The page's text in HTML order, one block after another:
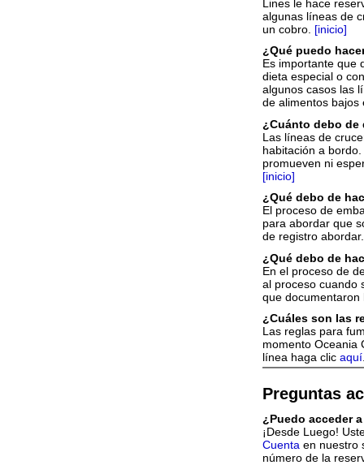
Lines le hace
algunas líneas de
un cobro. [inicio]
¿Qué puedo
Es importante que
dieta especial o
algunos casos las
de alimentos
¿Cuánto debo de
Las líneas de
habitación a
promueven ni
[inicio]
¿Qué debo de
El proceso de
para abordar que
de registro
¿Qué debo de
En el proceso de
al proceso cuando
que
¿Cuáles son las
Las reglas para
momento Oceania
línea haga clic aquí
Preguntas
¿Puedo acceder
¡Desde Luego!
Cuenta en nuestro
número de la